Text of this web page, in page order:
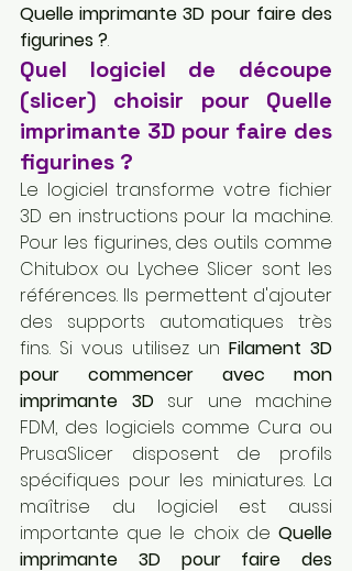
Quelle imprimante 3D pour faire des
figurines ?.
Quel logiciel de découpe
(slicer) choisir pour Quelle
imprimante 3D pour faire des
figurines ?
Le logiciel transforme votre fichier
3D en instructions pour la machine.
Pour les figurines, des outils comme
Chitubox ou Lychee Slicer sont les
références. Ils permettent d'ajouter
des supports automatiques très
fins. Si vous utilisez un Filament 3D
pour commencer avec mon
imprimante 3D sur une machine
FDM, des logiciels comme Cura ou
PrusaSlicer disposent de profils
spécifiques pour les miniatures. La
maîtrise du logiciel est aussi
importante que le choix de Quelle
imprimante 3D pour faire des